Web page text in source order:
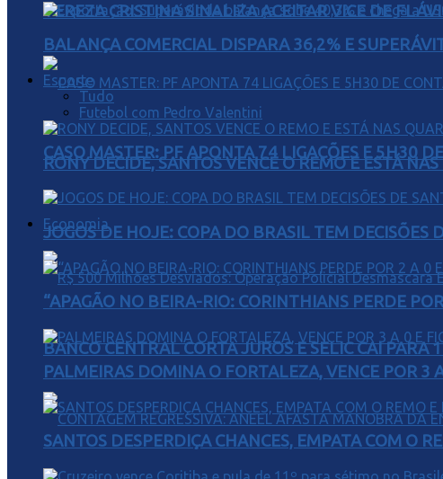
TEREZA CRISTINA SINALIZA ACEITAR VICE DE
CASO MASTER: PF APONTA 74 LIGAÇÕES E 5H30
Economia
BANCO CENTRAL CORTA JUROS E SELIC CAI PARA
BALANÇA COMERCIAL DISPARA 36,2% E
Esporte
Tudo
Futebol com Pedro Valentini
RONY DECIDE, SANTOS VENCE O REMO E ESTÁ
JOGOS DE HOJE: COPA DO BRASIL TEM DECISÕES
“APAGÃO NO BEIRA-RIO: CORINTHIANS PERDE
PALMEIRAS DOMINA O FORTALEZA, VENCE POR 3
SANTOS DESPERDIÇA CHANCES, EMPATA COM O